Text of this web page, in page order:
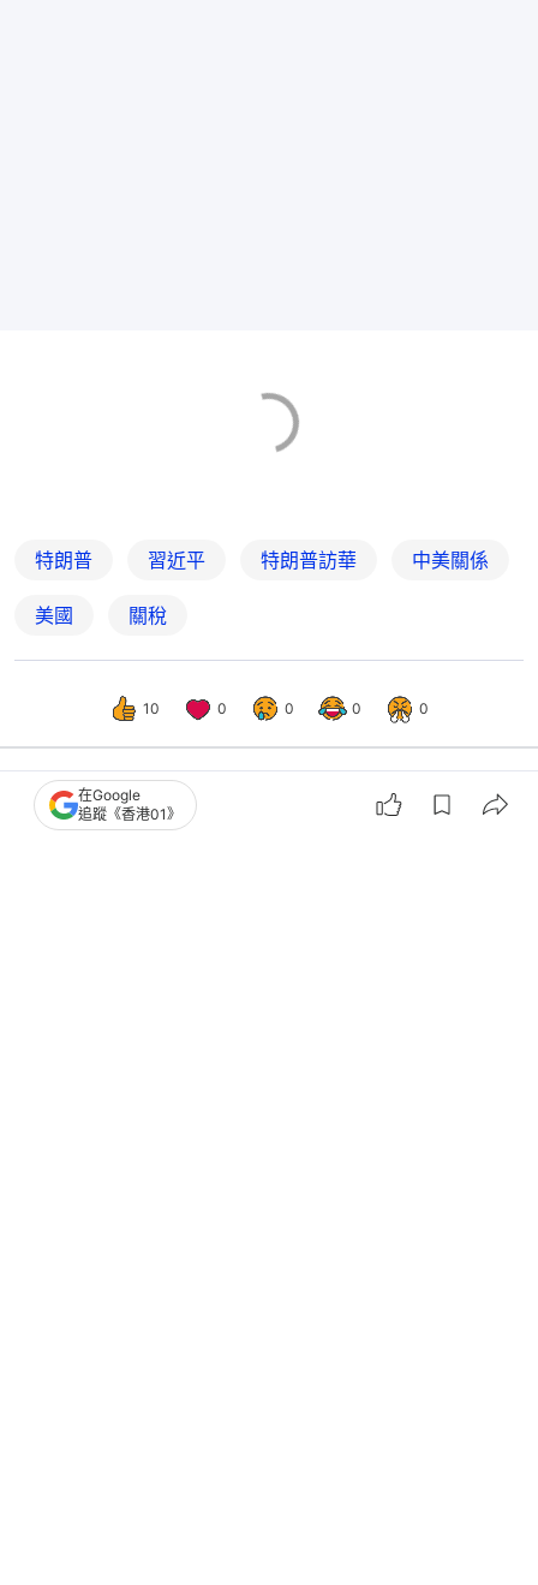
特朗普 習近平 特朗普訪華 中美關係
美國 關稅
10 0 0 0 0
國際 即時國際
在Google
追蹤《香港01》